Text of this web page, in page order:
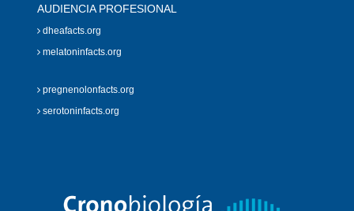
AUDIENCIA PROFESIONAL
dheafacts.org
melatoninfacts.org
pregnenolonfacts.org
serotoninfacts.org